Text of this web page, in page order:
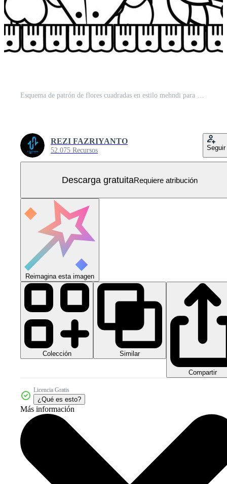
Esquema de patrón de flores cuadradas en estilo mehndi para colorear la página del libro Vector Gratis
REZI FAZRIYANTO
52.075 Recursos Seguir
Descarga gratuitaRequiere atribución
Reimagina esta imagen
Colección Similar
Compartir
Licencia Gratis
¿Qué es esto?
Más información